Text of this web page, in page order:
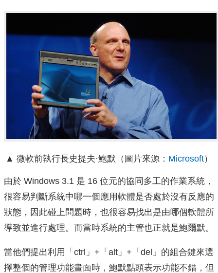
▲ 微軟前執行長史提夫·鮑默（圖片來源： Microsoft）
由於 Windows 3.1 是 16 位元的協同多工的作業系統，
很容易判斷系統中哪一個應用軟體是否處於沒有反應的
狀態，因此碰上問題時，也很容易找出是由哪個軟體所
導致並進行處理。而當時系統的主管也正就是鮑爾默。
當他們提出利用「ctrl」+「alt」+「del」的組合鍵來選
擇整個的管理功能畫面時，鮑默點頭表示功能不錯，但